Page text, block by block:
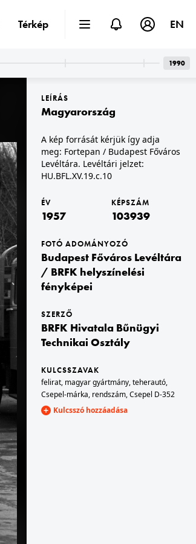
· Budapest IX.
A kép forrását kérjük így adja meg: Fortepan / Budapest Főváros Levéltára. Levéltári jelzet: HU_BFL_XV_19_c_11
IX.
kérjük így adja meg: Fortepan / Budapest Főváros Levéltára. Levéltári jelzet: HU_BFL_XV_19_c_11
· Budapest VIII.
tér 10. (üres telek) és a 11. számú épület. A kép forrását kérjük így adja meg: Fortepan / Budapest Főváros Levéltára. Levéltári jelzet: HU.BFL.XV.19.c.10
LEÍRÁS
Magyarország
A kép forrását kérjük így adja
meg: Fortepan / Budapest Főváros
Levéltára. Levéltári jelzet:
HU.BFL.XV.19.c.10
ÉV
1957
KÉPSZÁM
103939
FOTÓ ADOMÁNYOZÓ
Budapest Főváros Levéltára
/ BRFK helyszínelési
fényképei
SZERZŐ
BRFK Hivatala Bűnügyi
Technikai Osztály
KULCSSZAVAK
felirat, magyar gyártmány,teherautó,
Csepel-márka, rendszám,Csepel D-352
Kulcsszó hozzáadása
Térkép EN
1990